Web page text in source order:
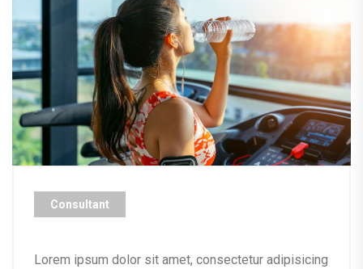
Consultant
Lorem ipsum dolor sit amet, consectetur adipisicing